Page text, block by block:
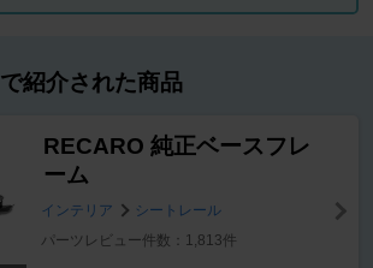
紹介された商品
RECARO 純正ベースフレ
ーム
インテリア
シートレール
パーツレビュー件数：1,813件